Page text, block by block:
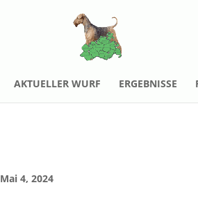
AKTUELLER WURF ERGEBNISSE
Mai 4, 2024